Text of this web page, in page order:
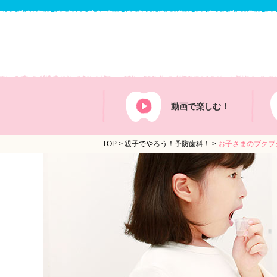
動画で楽しむ！
TOP > 親子でやろう！予防歯科！ > お子さまのブク